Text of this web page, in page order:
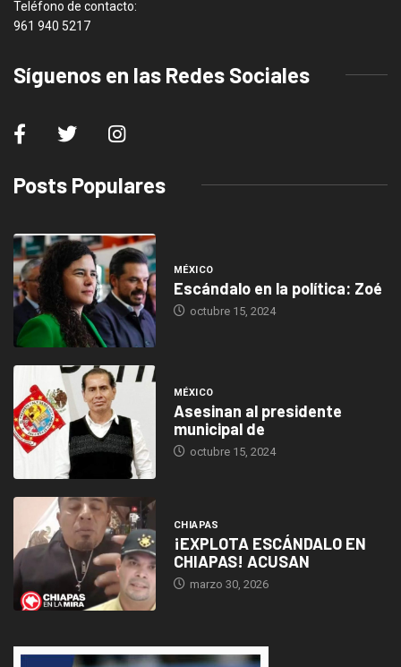
Teléfono de contacto:
961 940 5217
Síguenos en las Redes Sociales
Posts Populares
MÉXICO
Escándalo en la política: Zoé
octubre 15, 2024
MÉXICO
Asesinan al presidente
municipal de
octubre 15, 2024
CHIAPAS
¡EXPLOTA ESCÁNDALO EN
CHIAPAS! ACUSAN
marzo 30, 2026